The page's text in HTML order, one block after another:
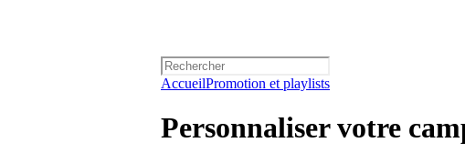
AccueilPromotion et playlists
Personnaliser votre